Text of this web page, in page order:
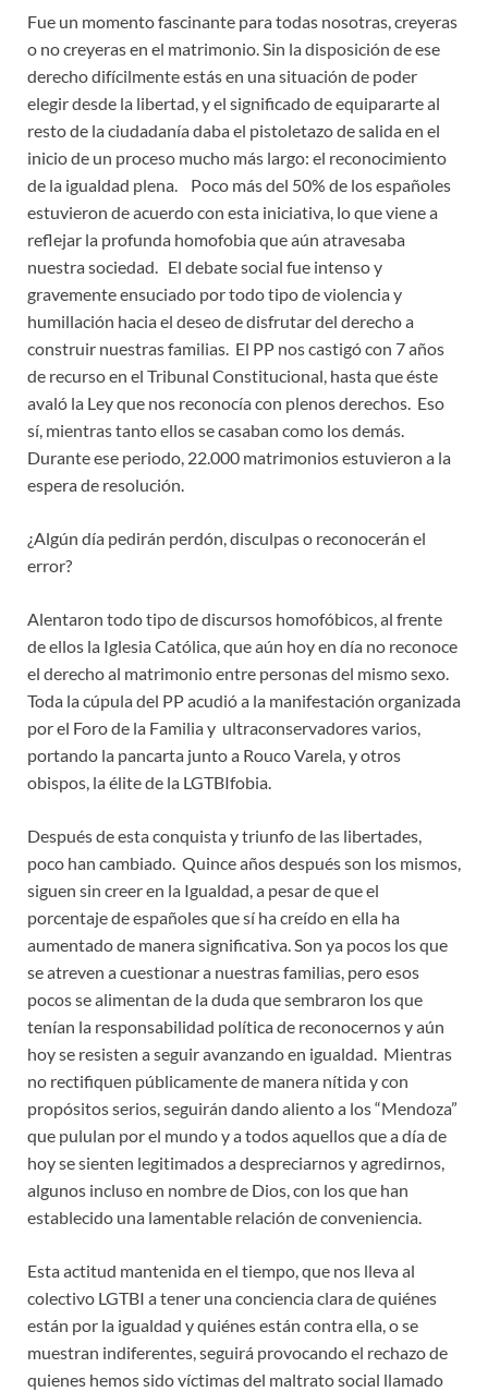
Fue un momento fascinante para todas nosotras, creyeras
o no creyeras en el matrimonio. Sin la disposición de ese
derecho difícilmente estás en una situación de poder
elegir desde la libertad, y el significado de equipararte al
resto de la ciudadanía daba el pistoletazo de salida en el
inicio de un proceso mucho más largo: el reconocimiento
de la igualdad plena. Poco más del 50% de los españoles
estuvieron de acuerdo con esta iniciativa, lo que viene a
reflejar la profunda homofobia que aún atravesaba
nuestra sociedad. El debate social fue intenso y
gravemente ensuciado por todo tipo de violencia y
humillación hacia el deseo de disfrutar del derecho a
construir nuestras familias. El PP nos castigó con 7 años
de recurso en el Tribunal Constitucional, hasta que éste
avaló la Ley que nos reconocía con plenos derechos. Eso
sí, mientras tanto ellos se casaban como los demás.
Durante ese periodo, 22.000 matrimonios estuvieron a la
espera de resolución.
¿Algún día pedirán perdón, disculpas o reconocerán el
error?
Alentaron todo tipo de discursos homofóbicos, al frente
de ellos la Iglesia Católica, que aún hoy en día no reconoce
el derecho al matrimonio entre personas del mismo sexo.
Toda la cúpula del PP acudió a la manifestación organizada
por el Foro de la Familia y ultraconservadores varios,
portando la pancarta junto a Rouco Varela, y otros
obispos, la élite de la LGTBIfobia.
Después de esta conquista y triunfo de las libertades,
poco han cambiado. Quince años después son los mismos,
siguen sin creer en la Igualdad, a pesar de que el
porcentaje de españoles que sí ha creído en ella ha
aumentado de manera significativa. Son ya pocos los que
se atreven a cuestionar a nuestras familias, pero esos
pocos se alimentan de la duda que sembraron los que
tenían la responsabilidad política de reconocernos y aún
hoy se resisten a seguir avanzando en igualdad. Mientras
no rectifiquen públicamente de manera nítida y con
propósitos serios, seguirán dando aliento a los “Mendoza”
que pululan por el mundo y a todos aquellos que a día de
hoy se sienten legitimados a despreciarnos y agredirnos,
algunos incluso en nombre de Dios, con los que han
establecido una lamentable relación de conveniencia.
Esta actitud mantenida en el tiempo, que nos lleva al
colectivo LGTBI a tener una conciencia clara de quiénes
están por la igualdad y quiénes están contra ella, o se
muestran indiferentes, seguirá provocando el rechazo de
quienes hemos sido víctimas del maltrato social llamado